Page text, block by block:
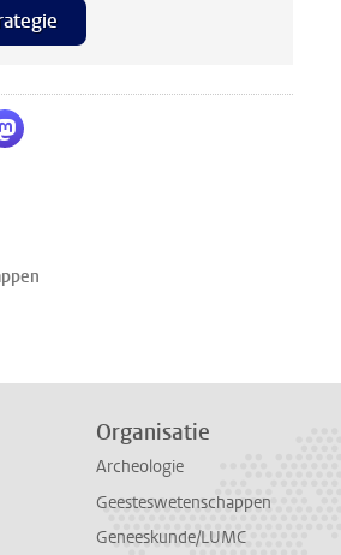
LinkedIn
via WhatsApp
Delen via Mastodon
Organisatie
Archeologie
Geesteswetenschappen
Geneeskunde/LUMC